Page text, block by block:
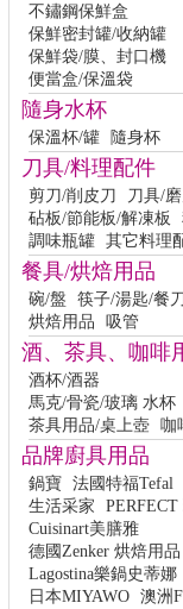
不鏽鋼保鮮盒
保鮮密封罐/收納罐
保鮮袋/膜、封口機
便當盒/保溫袋
隨身水杯
保溫杯/罐 隨身杯
刀具/料理配件
剪刀/削皮刀
刀具/
砧板/節能板/解凍板
調味瓶罐 其它料理
餐具/烘焙用品
碗/盤
筷子/湯匙/餐
烘焙用品
吸管
酒、茶具、咖啡
酒杯/酒器
馬克/骨瓷/玻璃 水杯
茶具用品/桌上壺 咖
品牌廚具用品
鍋寶 法國特福Tefal
生活采家
PERFECT
Cuisinart美膳雅
德國Zenker 烘焙用品
Lagostina樂鍋史蒂娜
日本MIYAWO 澳洲